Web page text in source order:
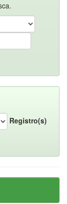
Registro(s)